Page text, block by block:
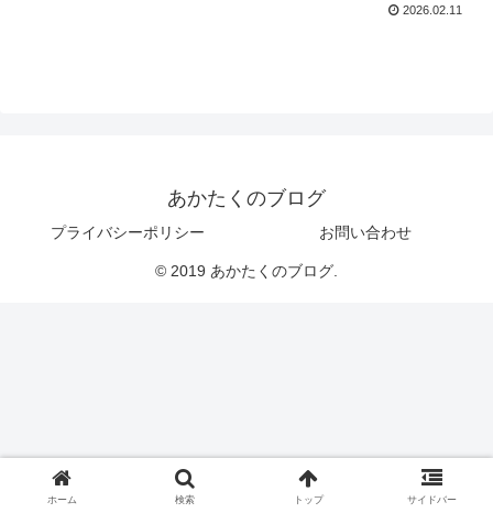
2026.02.11
あかたくのブログ
プライバシーポリシー お問い合わせ
© 2019 あかたくのブログ.
ホーム 検索 トップ サイドバー